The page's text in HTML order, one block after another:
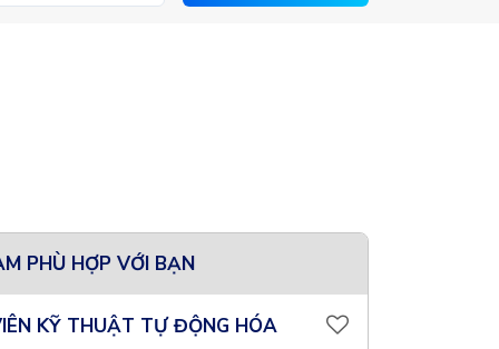
PHÙ HỢP VỚI BẠN
KỸ THUẬT TỰ ĐỘNG HÓA